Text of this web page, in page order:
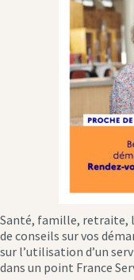
Santé, famille, retraite,
de conseils sur vos
sur l’utilisation d’un
dans un point France